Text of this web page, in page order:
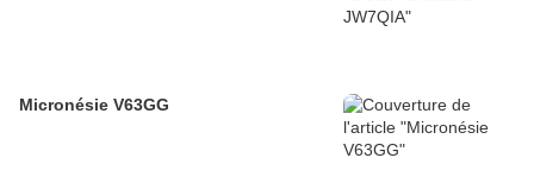
Micronésie V63GG